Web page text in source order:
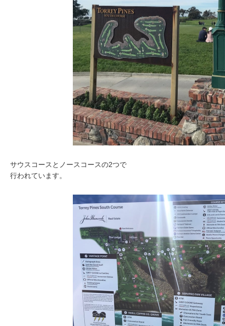
サウスコースとノースコースの2つで
行われています。